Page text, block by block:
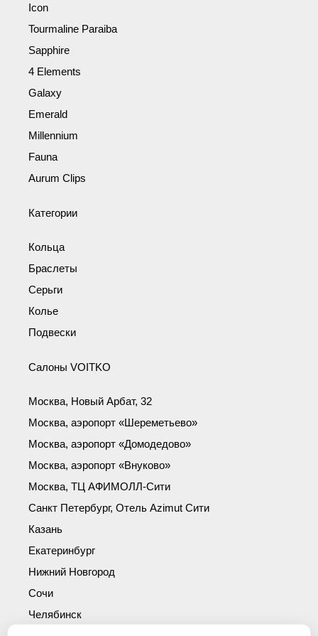
Icon
Tourmaline Paraiba
Sapphire
4 Elements
Galaxy
Emerald
Millennium
Fauna
Aurum Clips
Категории
Кольца
Браслеты
Серьги
Колье
Подвески
Салоны VOITKO
Москва, Новый Арбат, 32
Москва, аэропорт «Шереметьево»
Москва, аэропорт «Домодедово»
Москва, аэропорт «Внуково»
Москва, ТЦ АФИМОЛЛ-Сити
Санкт Петербург, Отель Azimut Сити
Казань
Екатеринбург
Нижний Новгород
Сочи
Челябинск